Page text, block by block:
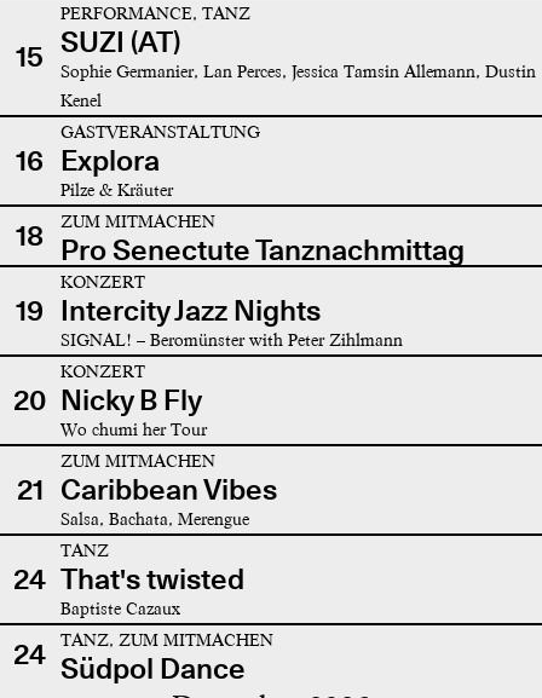
15
PERFORMANCE, TANZ
SUZI (AT)
Sophie Germanier, Lan Perces, Jessica Tamsin Allemann, Dustin
Kenel
16
GASTVERANSTALTUNG
Explora
Pilze & Kräuter
18 ZUM MITMACHEN
Pro Senectute Tanznachmittag
19
KONZERT
Intercity Jazz Nights
SIGNAL! – Beromünster with Peter Zihlmann
20
KONZERT
Nicky B Fly
Wo chumi her Tour
21
ZUM MITMACHEN
Caribbean Vibes
Salsa, Bachata, Merengue
24
TANZ
That's twisted
Baptiste Cazaux
24 TANZ, ZUM MITMACHEN
Südpol Dance